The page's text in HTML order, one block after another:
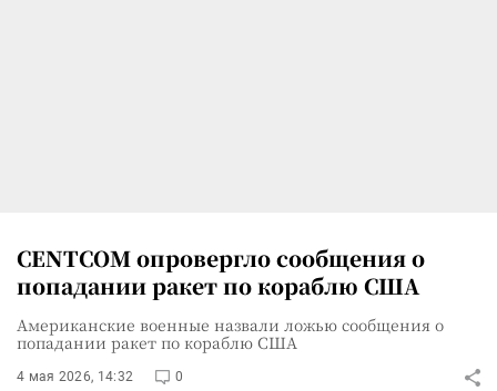
CENTCOM опровергло сообщения о
попадании ракет по кораблю США
Американские военные назвали ложью сообщения о
попадании ракет по кораблю США
4 мая 2026, 14:32 0